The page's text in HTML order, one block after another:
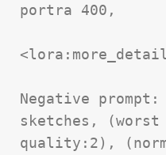
portra 400,
Negative
sketches,
quality:2),